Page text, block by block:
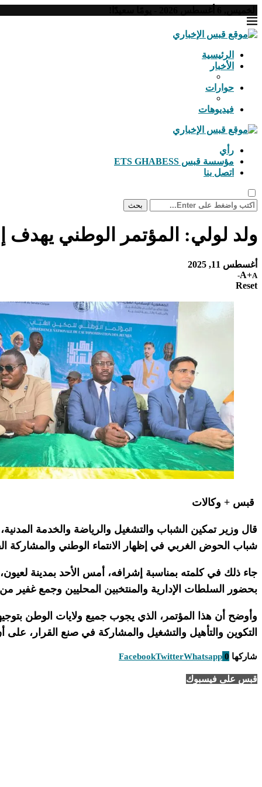
الرئيسية
الأخبار
حوارات
فيديوهات
رأي
مؤسسة قبس ETS GHABESS
اتصل بنا
بحث
ولد لولي: المؤتمر الوطني يهدف
أغسطس 11, 2025
A+A-
Reset
قبس + وكالات
قال وزير تمكين الشباب والتشغيل والرياضة والخدمة
شباب الحوض الغربي في إظهار الانتماء الوطني والمشاركة
جاء ذلك في كلمته بمناسبة إشرافه، أمس الأحد بمدينة
بحضور السلطات الإدارية والمنتخبين المحليين وجمع غفير
وأوضح أن هذا المؤتمر، الذي يجوب جميع ولايات الوطن
التكوين والتأهيل والتشغيل والمشاركة في صنع القرار،
شاركها 0
FacebookTwitterWhatsapp
قبس على فيسبوك